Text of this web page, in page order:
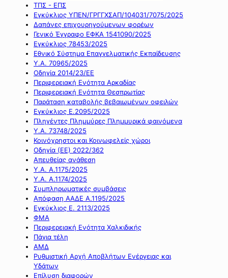
ΤΠΣ - ΕΠΣ
Εγκύκλιος ΥΠΕΝ/ΓΡΓΓΧΣΑΠ/104031/7075/2025
Δαπάνες επιχουρηγούμενων φορέων
Γενικό Έγγραφο ΕΦΚΑ 1541090/2025
Εγκύκλιος 78453/2025
Εθνικό Σύστημα Επαγγελματικής Εκπαίδευσης
Υ.Α. 70965/2025
Οδηγία 2014/23/ΕΕ
Περιφερειακή Ενότητα Αρκαδίας
Περιφερειακή Ενότητα Θεσπρωτίας
Παράταση καταβολής βεβαιωμένων οφειλών
Εγκύκλιος Ε.2095/2025
Πληγέντες Πλημμύρες Πλημμυρικά φαινόμενα
Υ.Α. 73748/2025
Κοινόχρηστοι και Κοινωφελείς χώροι
Οδηγία (ΕΕ) 2022/362
Απευθείας ανάθεση
Υ.Α. Α.1175/2025
Υ.Α. Α.1174/2025
Συμπληρωματικές συμβάσεις
Απόφαση ΑΑΔΕ Α.1195/2025
Εγκύκλιος Ε. 2113/2025
ΦΜΑ
Περιφερειακή Ενότητα Χαλκιδικής
Πάγια τέλη
ΑΜΔ
Ρυθμιστική Αρχή Αποβλήτων Ενέργειας και
Υδάτων
Επίλυση διαφορών